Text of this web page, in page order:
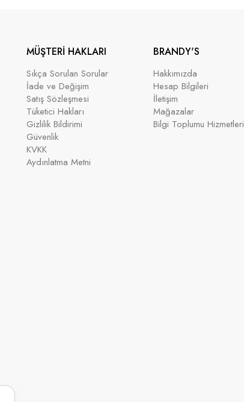
MÜŞTERİ HAKLARI
Sıkça Sorulan Sorular
İade ve Değişim
Satış Sözleşmesi
Tüketici Hakları
Gizlilik Bildirimi
Güvenlik
KVKK
Aydınlatma Metni
BRANDY'S
Hakkımızda
Hesap Bilgileri
İletişim
Mağazalar
Bilgi Toplumu Hizmetleri